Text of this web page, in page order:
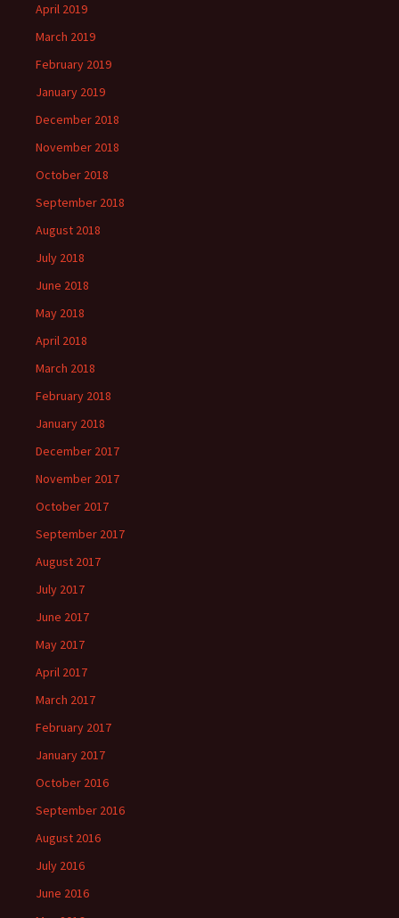
April 2019
March 2019
February 2019
January 2019
December 2018
November 2018
October 2018
September 2018
August 2018
July 2018
June 2018
May 2018
April 2018
March 2018
February 2018
January 2018
December 2017
November 2017
October 2017
September 2017
August 2017
July 2017
June 2017
May 2017
April 2017
March 2017
February 2017
January 2017
October 2016
September 2016
August 2016
July 2016
June 2016